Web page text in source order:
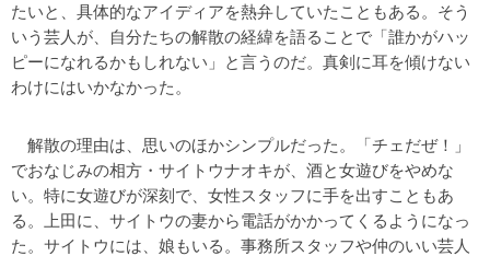
たいと、具体的なアイディアを熱弁していたこともある。そう
いう芸人が、自分たちの解散の経緯を語ることで「誰かがハッ
ピーになれるかもしれない」と言うのだ。真剣に耳を傾けない
わけにはいかなかった。
解散の理由は、思いのほかシンプルだった。「チェだぜ！」
でおなじみの相方・サイトウナオキが、酒と女遊びをやめな
い。特に女遊びが深刻で、女性スタッフに手を出すこともあ
る。上田に、サイトウの妻から電話がかかってくるようになっ
た。サイトウには、娘もいる。事務所スタッフや仲のいい芸人